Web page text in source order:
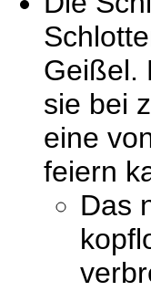
Geißel.
sie bei
eine
feiern
Das